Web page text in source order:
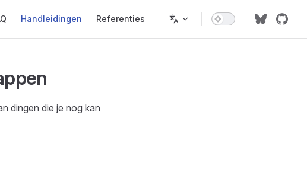
Handleidingen Referenties
dingen die je nog kan